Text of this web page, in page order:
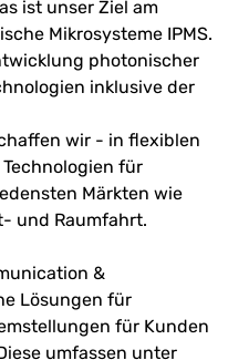
ist unser Ziel am
Mikrosysteme IPMS.
photonischer
inklusive der
wir - in flexiblen
für
Märkten wie
und Raumfahrt.
&
Lösungen für
für Kunden
umfassen unter